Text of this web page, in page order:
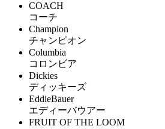
COACH
コーチ
Champion
チャンピオン
Columbia
コロンビア
Dickies
ディッキーズ
EddieBauer
エディーバウアー
FRUIT OF THE LOOM